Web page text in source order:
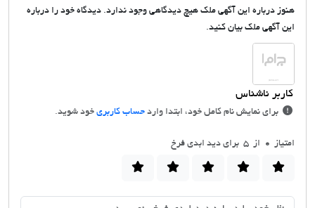
هنوز درباره این آگهی ملک هیچ دیدگاهی وجود ندارد. دیدگاه خود را درباره
این آگهی ملک بیان کنید.
برای نمایش نام کامل خود، ابتدا وارد حساب کاربری خود شوید.
امتیاز 0 از 5 برای دید ابدی فرخ